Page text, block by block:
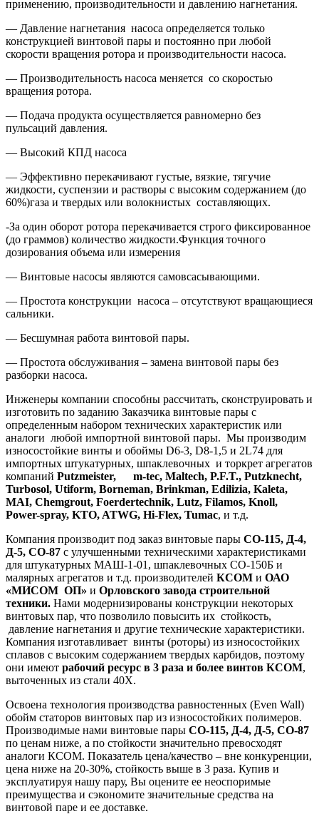
применению, производительности и давлению нагнетания.
— Давление нагнетания насоса определяется только
конструкцией винтовой пары и постоянно при любой
скорости вращения ротора и производительности насоса.
— Производительность насоса меняется со скоростью
вращения ротора.
— Подача продукта осуществляется равномерно без
пульсаций давления.
— Высокий КПД насоса
— Эффективно перекачивают густые, вязкие, тягучие
жидкости, суспензии и растворы с высоким содержанием (до
60%)газа и твердых или волокнистых составляющих.
-За один оборот ротора перекачивается строго фиксированное
(до граммов) количество жидкости.Функция точного
дозирования объема или измерения
— Винтовые насосы являются самовсасывающими.
— Простота конструкции насоса – отсутствуют вращающиеся
сальники.
— Бесшумная работа винтовой пары.
— Простота обслуживания – замена винтовой пары без
разборки насоса.
Инженеры компании способны рассчитать, сконструировать и
изготовить по заданию Заказчика винтовые пары с
определенным набором технических характеристик или
аналоги любой импортной винтовой пары. Мы производим
износостойкие винты и обоймы D6-3, D8-1,5 и 2L74 для
импортных штукатурных, шпаклевочных и торкрет агрегатов
компаний Putzmeister, m-tec, Maltech, P.F.T., Putzknecht,
Turbosol, Utiform, Borneman, Brinkman, Edilizia, Kaleta,
MAI, Chemgrout, Foerdertechnik, Lutz, Filamos, Knoll,
Power-spray, KTO, ATWG, Hi-Flex, Tumac, и т.д.
Компания производит под заказ винтовые пары СО-115, Д-4,
Д-5, СО-87 с улучшенными техническими характеристиками
для штукатурных МАШ-1-01, шпаклевочных СО-150Б и
малярных агрегатов и т.д. производителей КСОМ и ОАО
«МИСОМ ОП» и Орловского завода строительной
техники. Нами модернизированы конструкции некоторых
винтовых пар, что позволило повысить их стойкость,
давление нагнетания и другие технические характеристики.
Компания изготавливает винты (роторы) из износостойких
сплавов с высоким содержанием твердых карбидов, поэтому
они имеют рабочий ресурс в 3 раза и более винтов КСОМ,
выточенных из стали 40Х.
Освоена технология производства равностенных (Even Wall)
обойм статоров винтовых пар из износостойких полимеров.
Производимые нами винтовые пары СО-115, Д-4, Д-5, СО-87
по ценам ниже, а по стойкости значительно превосходят
аналоги КСОМ. Показатель цена/качество – вне конкуренции,
цена ниже на 20-30%, стойкость выше в 3 раза. Купив и
эксплуатируя нашу пару, Вы оцените ее неоспоримые
преимущества и сэкономите значительные средства на
винтовой паре и ее доставке.